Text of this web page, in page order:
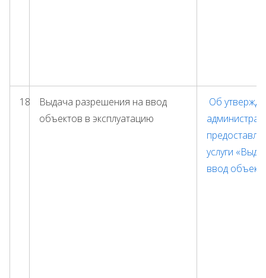
18
Выдача разрешения на ввод
объектов в эксплуатацию
Об
услуги
ввод